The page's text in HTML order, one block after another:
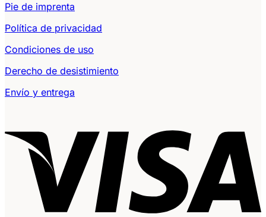
Pie de imprenta
Política de privacidad
Condiciones de uso
Derecho de desistimiento
Envío y entrega